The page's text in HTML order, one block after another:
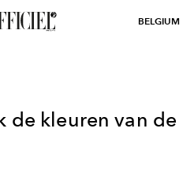
BELGIUM
de kleuren van de